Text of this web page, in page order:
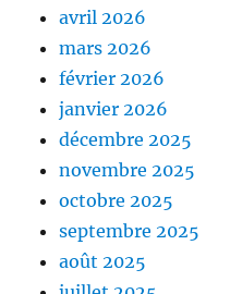
avril 2026
mars 2026
février 2026
janvier 2026
décembre 2025
novembre 2025
octobre 2025
septembre 2025
août 2025